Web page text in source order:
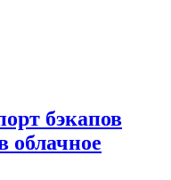
бэкапов
облачное